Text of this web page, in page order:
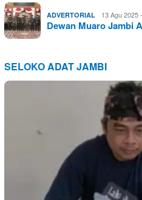
ADVERTORIAL 13 Agu 2025
Dewan Muaro Jambi
SELOKO ADAT JAMBI